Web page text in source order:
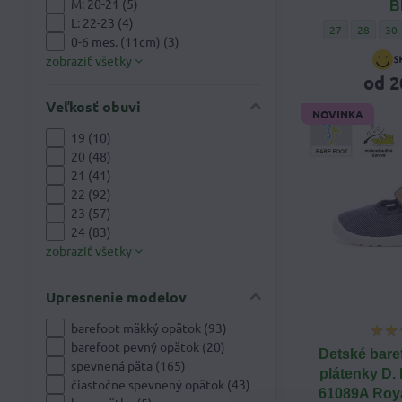
Chlapčenské
27 28 30
od
NOVINKA
Detské
plátenky D.
61089A
M: 20-21 (5)
L: 22-23 (4)
0-6 mes. (11cm) (3)
zobraziť všetky
Veľkosť obuvi
19 (10)
20 (48)
21 (41)
22 (92)
23 (57)
24 (83)
zobraziť všetky
Upresnenie modelov
barefoot mäkký opätok (93)
barefoot pevný opätok (20)
spevnená päta (165)
čiastočne spevnený opätok (43)